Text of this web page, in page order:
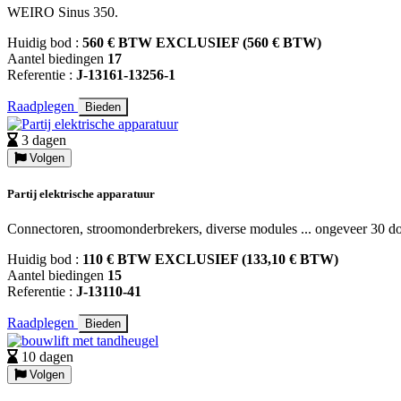
WEIRO Sinus 350.
Huidig bod : 560 € BTW EXCLUSIEF (560 € BTW)
Aantel biedingen 17
Referentie : J-13161-13256-1
Raadplegen Bieden
3 dagen
Volgen
Partij elektrische apparatuur
Connectoren, stroomonderbrekers, diverse modules ... ongeveer 30
Huidig bod : 110 € BTW EXCLUSIEF (133,10 € BTW)
Aantel biedingen 15
Referentie : J-13110-41
Raadplegen Bieden
10 dagen
Volgen